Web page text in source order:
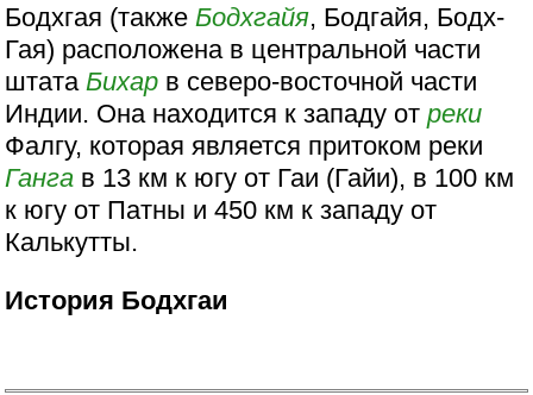
Бодхгая (также Бодхгайя, Бодгайя, Бодх-
Гая) расположена в центральной части
штата Бихар в северо-восточной части
Индии. Она находится к западу отреки
Фалгу, которая является притоком реки
Ганга в 13 км к югу от Гаи (Гайи), в 100 км
к югу от Патны и 450 км к западу от
Калькутты.
История Бодхгаи